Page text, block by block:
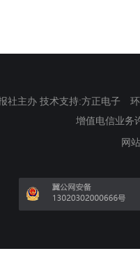
主办 技术支持:方正电子
增值电信业务
网